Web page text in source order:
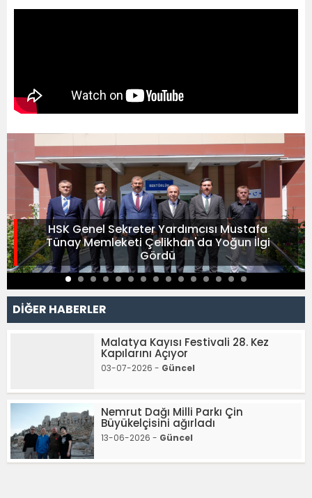
HSK Genel Sekreter Yardımcısı Mustafa
Tünay Memleketi Çelikhan'da Yoğun İlgi
Gördü
DİĞER HABERLER
Malatya Kayısı Festivali 28. Kez
Kapılarını Açıyor
03-07-2026 - Güncel
Nemrut Dağı Milli Parkı Çin
Büyükelçisini ağırladı
13-06-2026 - Güncel